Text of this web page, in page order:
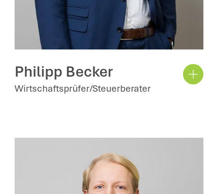
Philipp Becker
Wirtschaftsprüfer/Steuerberater